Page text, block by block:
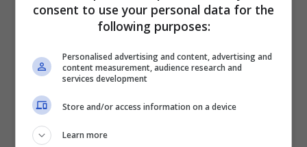
Come rendere meno traumatico
Mantenere la calma: abituare il cane a
restare solo potrebbe richiedere molto tempo
ma soprattutto tanta pazienza durante e
consent to use your personal data for the
following purposes:
Personalised advertising and content, advertising and
content measurement, audience research and
services development
Store and/or access information on a device
Learn more